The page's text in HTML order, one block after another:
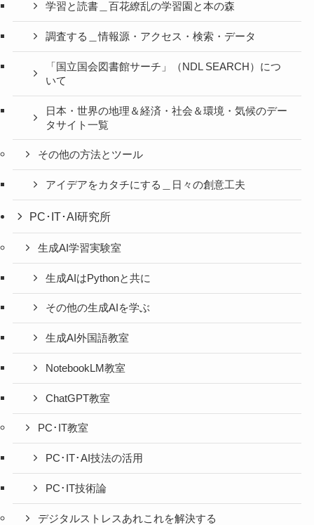
学習と読書＿百花繚乱の学習園と本の森
調査する＿情報源・アクセス・検索・データ
「国立国会図書館サーチ」（NDL SEARCH）につ
いて
日本・世界の地理＆経済・社会＆環境・気候のデー
タサイト一覧
その他の方法とツール
アイデアをカタチにする＿日々の創意工夫
PC･IT･AI研究所
生成AI学習実験室
生成AIはPythonと共に
その他の生成AIを学ぶ
生成AI外国語教室
NotebookLM教室
ChatGPT教室
PC･IT教室
PC･IT･AI技法の活用
PC･IT技術論
デジタルストレスあれこれを解決する